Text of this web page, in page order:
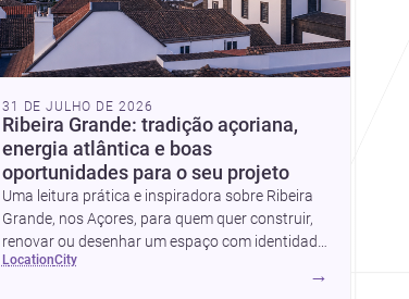
31 DE JULHO DE 2026
Ribeira Grande: tradição açoriana,
energia atlântica e boas
oportunidades para o seu projeto
Uma leitura prática e inspiradora sobre Ribeira
Grande, nos Açores, para quem quer construir,
renovar ou desenhar um espaço com identidade
local.
location city
→